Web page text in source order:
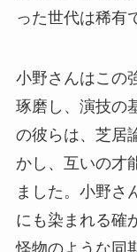
った世代は稀有
小野さんはこの
琢磨し、演技の
の彼らは、芝居
かし、互いの才
ました。小野さ
にも染まれる確
怪物のような同